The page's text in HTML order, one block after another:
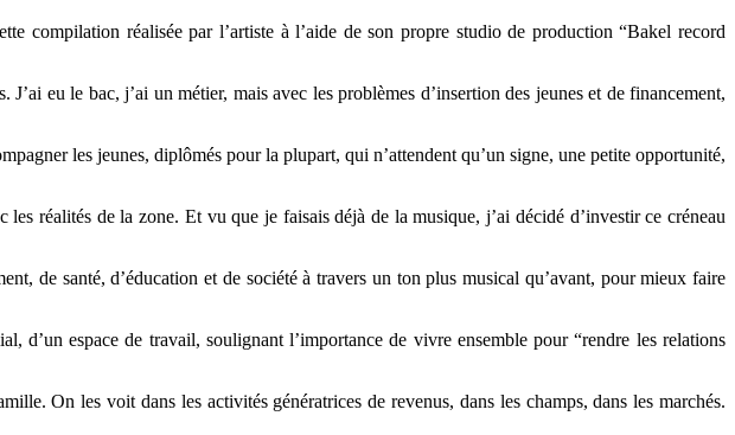
compilation réalisée par l’artiste à l’aide de son propre studio de production “Bakel record
eu le bac, j’ai un métier, mais avec les problèmes d’insertion des jeunes et de financement,
les jeunes, diplômés pour la plupart, qui n’attendent qu’un signe, une petite opportunité,
réalités de la zone. Et vu que je faisais déjà de la musique, j’ai décidé d’investir ce créneau
de santé, d’éducation et de société à travers un ton plus musical qu’avant, pour mieux faire
d’un espace de travail, soulignant l’importance de vivre ensemble pour “rendre les relations
On les voit dans les activités génératrices de revenus, dans les champs, dans les marchés.